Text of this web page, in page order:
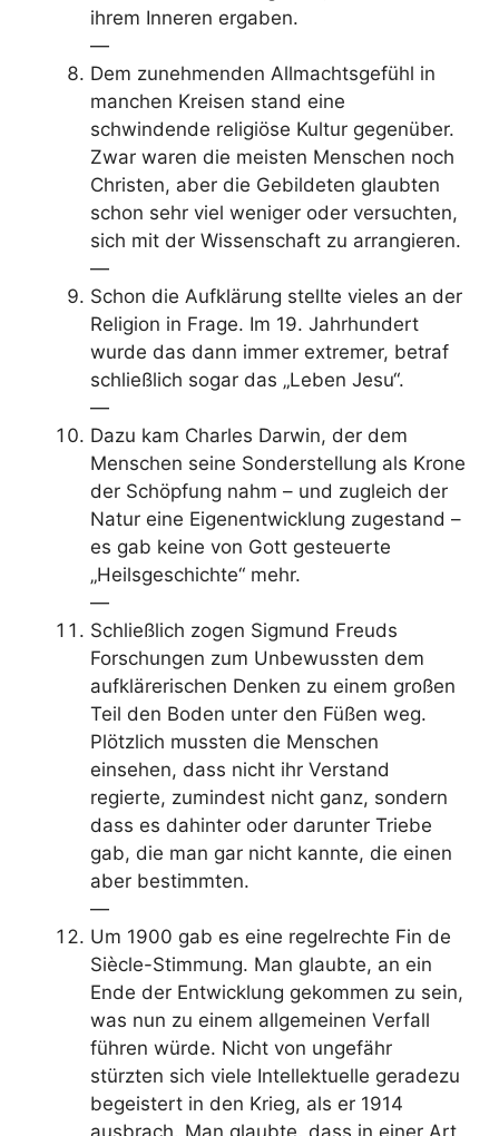
ihrem Inneren ergaben.
—
Dem zunehmenden Allmachtsgefühl in
manchen Kreisen stand eine
schwindende religiöse Kultur gegenüber.
Zwar waren die meisten Menschen noch
Christen, aber die Gebildeten glaubten
schon sehr viel weniger oder versuchten,
sich mit der Wissenschaft zu arrangieren.
—
Schon die Aufklärung stellte vieles an der
Religion in Frage. Im 19. Jahrhundert
wurde das dann immer extremer, betraf
schließlich sogar das „Leben Jesu“.
—
Dazu kam Charles Darwin, der dem
Menschen seine Sonderstellung als Krone
der Schöpfung nahm – und zugleich der
Natur eine Eigenentwicklung zugestand –
es gab keine von Gott gesteuerte
„Heilsgeschichte“ mehr.
—
Schließlich zogen Sigmund Freuds
Forschungen zum Unbewussten dem
aufklärerischen Denken zu einem großen
Teil den Boden unter den Füßen weg.
Plötzlich mussten die Menschen
einsehen, dass nicht ihr Verstand
regierte, zumindest nicht ganz, sondern
dass es dahinter oder darunter Triebe
gab, die man gar nicht kannte, die einen
aber bestimmten.
—
Um 1900 gab es eine regelrechte Fin de
Siècle-Stimmung. Man glaubte, an ein
Ende der Entwicklung gekommen zu sein,
was nun zu einem allgemeinen Verfall
führen würde. Nicht von ungefähr
stürzten sich viele Intellektuelle geradezu
begeistert in den Krieg, als er 1914
ausbrach. Man glaubte, dass in einer Art